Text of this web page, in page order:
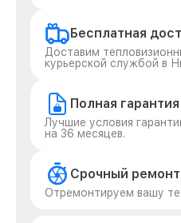
Бесплатная
Доставим
курьерской службой в
Полная гарантия
Лучшие условия
на 36 месяцев.
Срочный ремонт
Отремонтируем вашу